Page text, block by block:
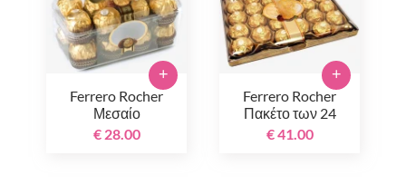
Ferrero Rocher
Μεσαίο
€ 28.00
+
Ferrero Rocher
Πακέτο των 24
€ 41.00
+